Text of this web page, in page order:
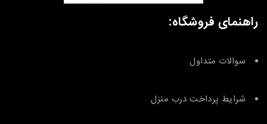
راهنمای فروشگاه:
سوالات متداول
شرایط پرداخت درب منزل